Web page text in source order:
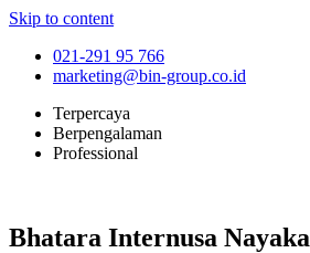
Skip to content
021-291 95 766
marketing@bin-group.co.id
Terpercaya
Berpengalaman
Professional
Bhatara Internusa Nayaka